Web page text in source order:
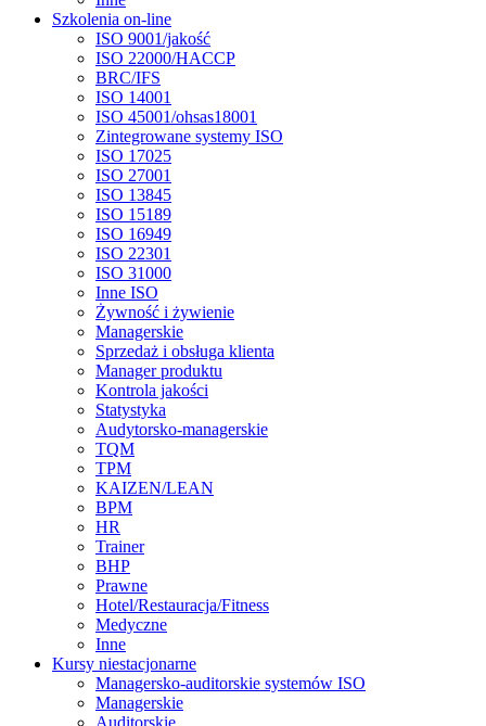
Szkolenia on-line
ISO 9001/jakość
ISO 22000/HACCP
BRC/IFS
ISO 14001
ISO 45001/ohsas18001
Zintegrowane systemy ISO
ISO 17025
ISO 27001
ISO 13845
ISO 15189
ISO 16949
ISO 22301
ISO 31000
Inne ISO
Żywność i żywienie
Managerskie
Sprzedaż i obsługa klienta
Manager produktu
Kontrola jakości
Statystyka
Audytorsko-managerskie
TQM
TPM
KAIZEN/LEAN
BPM
HR
Trainer
BHP
Prawne
Hotel/Restauracja/Fitness
Medyczne
Inne
Kursy niestacjonarne
Managersko-auditorskie systemów ISO
Managerskie
Auditorskie